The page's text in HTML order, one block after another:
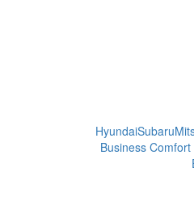
HyundaiSubaru
Business Comfort